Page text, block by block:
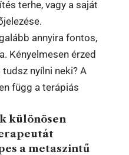
terhe, vagy a saját
annyira fontos,
Kényelmesen érzed
nyílni neki? A
függ a terápiás
különösen
a metaszintű